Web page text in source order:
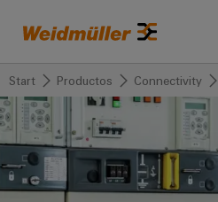
Onlineshop Support Center
Industrias
Volver
Industrias
Volver
Soluciones
Volver
Productos
Volver
Servicio
Volver
Empresa
Volver
Prensa
Volver
Ventas
Start Productos Connectivity